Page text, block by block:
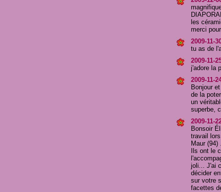
les
merci
2009-11-
tu as de
2009-11-
j'adore la
2009-11-
Bonjour
de la
un
superbe,
2009-11-
Bonsoir
travail
Maur
Ils ont le
joli... J'ai
décider
sur votre
facettes